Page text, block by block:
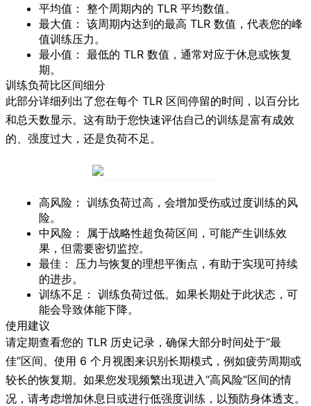
平均值： 整个周期内的 TLR 平均数值。
最大值： 该周期内达到的最高 TLR 数值，代表您的峰
值训练压力。
最小值： 最低的 TLR 数值，通常对应于休息或恢复
期。
训练负荷比区间细分
此部分详细列出了您在每个 TLR 区间停留的时间，以百分比
和总天数显示。这有助于您快速评估自己的训练是富有成效
的、强度过大，还是负荷不足。
高风险： 训练负荷过高，会增加受伤或过度训练的风
险。
中风险：
属于战略性超负荷区间，可能产生训练效
果，但需要密切监控。
最佳：
压力与恢复的理想平衡点，有助于实现可持续
的进步。
训练不足： 训练负荷过低。如果长期处于此状态，可
能会导致体能下降。
使用建议
请定期查看您的 TLR 历史记录，确保大部分时间处于“最
佳”区间。使用 6 个月视图来识别长期模式，例如疲劳周期或
较长的恢复期。如果您发现频繁出现进入“高风险”区间的情
况，请考虑增加休息日或进行低强度训练，以预防身体透支。